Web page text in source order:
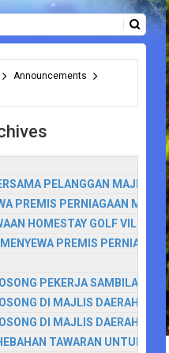
Announcements
PELANGGAN MAJLIS
PREMIS PERNIAGAAN MDCH
HOMESTAY GOLF VILLA,
PREMIS
PEKERJA SAMBILAN
DI MAJLIS DAERAH
DI MAJLIS DAERAH
TAWARAN UNTUK